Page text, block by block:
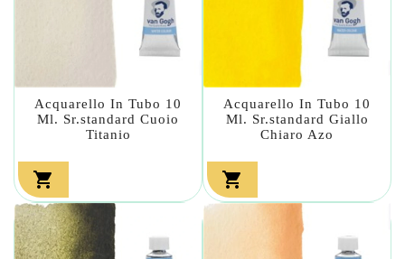
Acquarello In Tubo 10
Ml. Sr.standard Cuoio
Titanio

Acquarello In Tubo 10
Ml. Sr.standard Giallo
Chiaro Azo
